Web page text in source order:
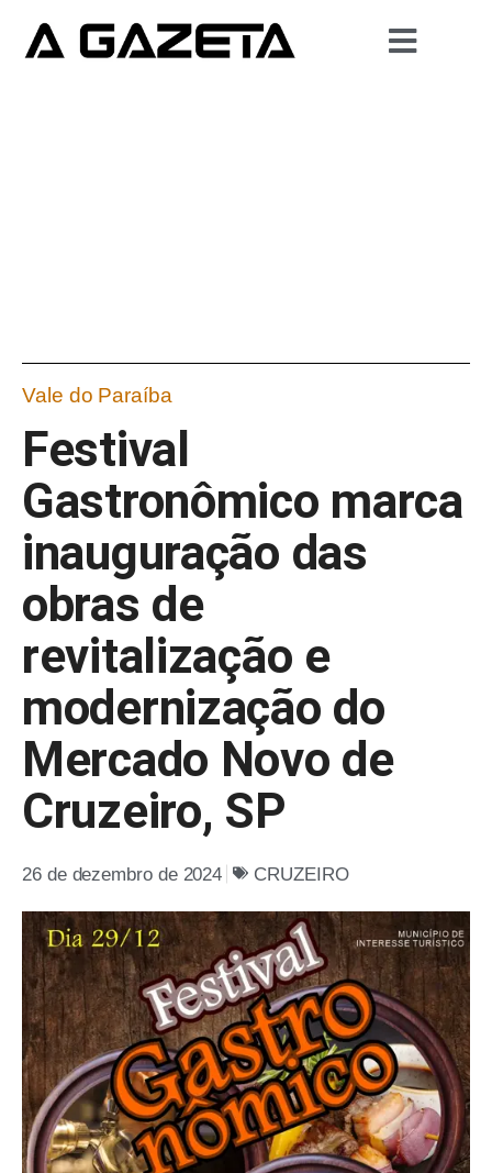
Vale do Paraíba
Festival
Gastronômico marca
inauguração das
obras de
revitalização e
modernização do
Mercado Novo de
Cruzeiro, SP
26 de dezembro de 2024 CRUZEIRO